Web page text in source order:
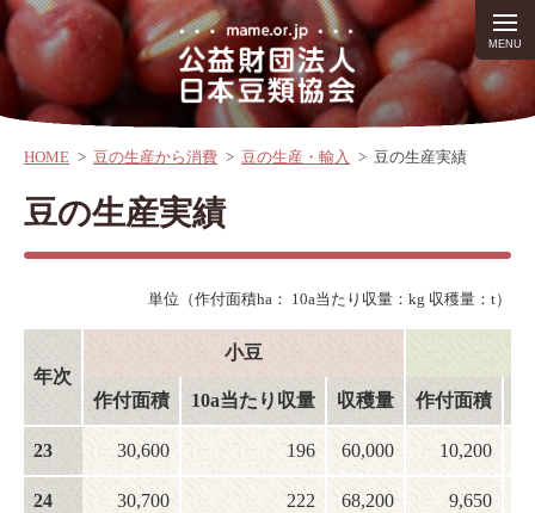
HOME > 豆の生産から消費 > 豆の生産・輸入 > 豆の生産実績
豆の生産実績
単位（作付面積ha： 10a当たり収量：kg 収穫量：t）
年次
小豆
作付面積 10a当たり収量 収穫量 作付面積
23 30,600 196 60,000 10,200
24 30,700 222 68,200 9,650